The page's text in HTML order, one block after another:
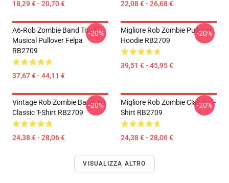
18,29 € - 20,70 € 22,08 € - 26,68 €
A6-Rob Zombie Band Top E
Musical Pullover Felpa
RB2709
37,67 € - 44,11 €
-20%
Migliore Rob Zombie Pullover
Hoodie RB2709
39,51 € - 45,95 €
-20%
Vintage Rob Zombie Band Art
Classic T-Shirt RB2709
24,38 € - 28,06 €
-20%
Migliore Rob Zombie Classic T-
Shirt RB2709
24,38 € - 28,06 €
-20%
VISUALIZZA ALTRO